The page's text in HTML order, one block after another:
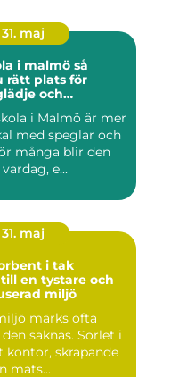
31. maj
i malmö så
rätt plats för
och
i Malmö är mer
med speglar och
många blir den
e...
31. maj
i tak
en tystare och
miljö
märks ofta
saknas. Sorlet i
kontor, skrapande
mats...